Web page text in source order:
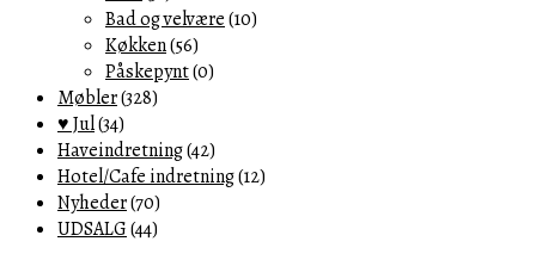
Bad og velvære(10)
Køkken(56)
Påskepynt(0)
Møbler(328)
♥ Jul(34)
Haveindretning(42)
Hotel/Cafe indretning(12)
Nyheder(70)
UDSALG(44)